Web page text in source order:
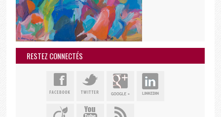
RESTEZ CONNECTÉS